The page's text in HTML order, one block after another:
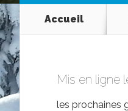
Accueil
Mis en ligne
les prochaines